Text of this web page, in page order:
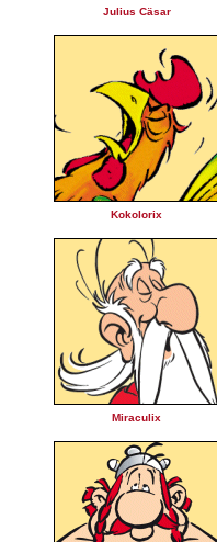
Julius Cäsar
Kokolorix
Miraculix